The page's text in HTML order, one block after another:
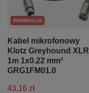
PROMOCJA
Kabel mikrofonowy
Klotz Greyhound XLR
1m 1x0.22 mm²
GRG1FM01.0
43,16 zł